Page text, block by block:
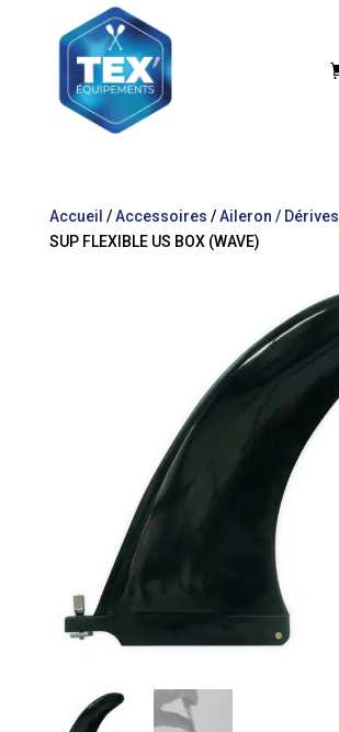
Accueil /Accessoires /Aileron / Dérives
SUP FLEXIBLE US BOX (WAVE)